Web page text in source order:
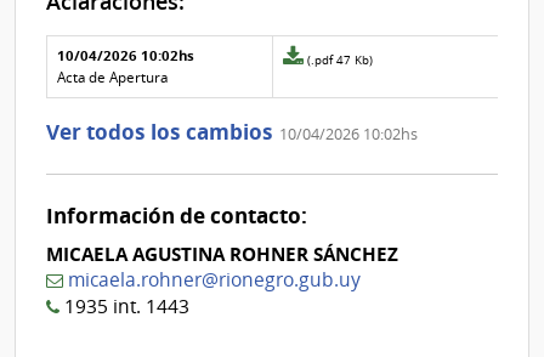
Aclaraciones del llamado
Fecha y
texto de
la
Archivo
de la
10/04/2026 10:02hs
Acta de Apertura
Archivo
de
aclaración
0
(.pdf 47 Kb)
Ver todos los cambios 10/04/2026 10:02hs
Información de contacto:
MICAELA AGUSTINA ROHNER SÁNCHEZ
micaela.rohner@rionegro.gub.uy
1935 int. 1443